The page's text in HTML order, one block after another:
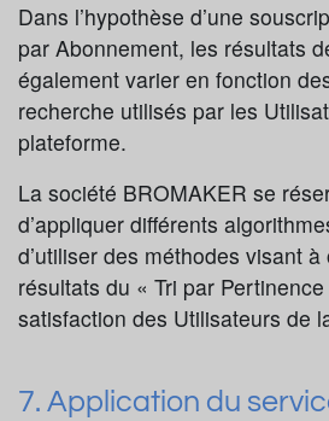
Dans l’hypothèse d’une
par Abonnement, les résultats
également varier en fonction
recherche utilisés par les
plateforme.
La société BROMAKER se
d’appliquer différents
d’utiliser des méthodes visant
résultats du « Tri par
satisfaction des Utilisateurs de
7. Application du